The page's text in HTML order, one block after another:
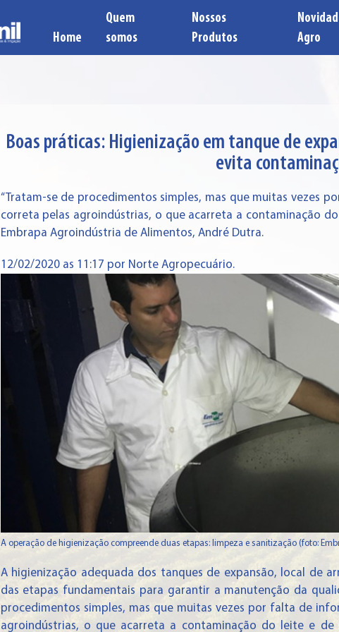
Home
Quem
somos
Nossos
Produtos
Agro
Boas práticas: Higienização em tanque de
evita
“Tratam-se de procedimentos simples, mas que muitas vezes
correta pelas agroindústrias, o que acarreta a contaminação
Embrapa Agroindústria de Alimentos, André Dutra.
12/02/2020 as 11:17 por Norte Agropecuário.
A operação de higienização compreende duas etapas: limpeza e sanitização (foto:
A higienização adequada dos tanques de expansão, local de
das etapas fundamentais para garantir a manutenção da
procedimentos simples, mas que muitas vezes por falta de
agroindústrias, o que acarreta a contaminação do leite e de